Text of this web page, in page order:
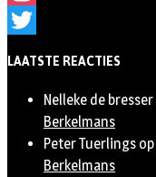
Instagram
LAATSTE REACTIES
Nelleke de bresser
Berkelmans
Peter Tuerlings op
Berkelmans